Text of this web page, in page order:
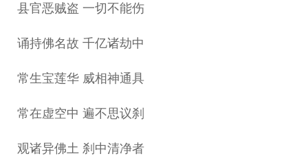
县官恶贼盗 一切不能伤
诵持佛名故 千亿诸劫中
常生宝莲华 威相神通具
常在虚空中 遍不思议刹
观诸异佛土 刹中清净者